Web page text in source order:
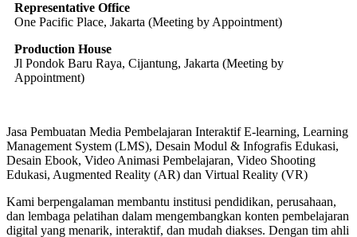
Representative Office
One Pacific Place, Jakarta (Meeting by Appointment)
Production House
Jl Pondok Baru Raya, Cijantung, Jakarta (Meeting by
Appointment)
Jasa Pembuatan Media Pembelajaran Interaktif E-learning, Learning
Management System (LMS), Desain Modul & Infografis Edukasi,
Desain Ebook, Video Animasi Pembelajaran, Video Shooting
Edukasi, Augmented Reality (AR) dan Virtual Reality (VR)
Kami berpengalaman membantu institusi pendidikan, perusahaan,
dan lembaga pelatihan dalam mengembangkan konten pembelajaran
digital yang menarik, interaktif, dan mudah diakses. Dengan tim ahli